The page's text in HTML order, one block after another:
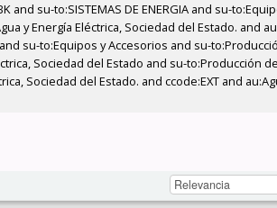
su-to:SISTEMAS DE ENERGIA and su-
y Energía Eléctrica, Sociedad del Estado. and
su-to:Equipos y Accesorios and su-
Sociedad del Estado and su-to:Producción
Sociedad del Estado. and ccode:EXT and